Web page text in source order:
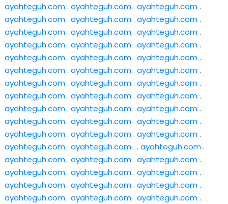
ayahteguh.com. ayahteguh.com. ayahteguh.com.
ayahteguh.com. ayahteguh.com. ayahteguh.com.
ayahteguh.com. ayahteguh.com. ayahteguh.com.
ayahteguh.com. ayahteguh.com. ayahteguh.com.
ayahteguh.com. ayahteguh.com. ayahteguh.com.
ayahteguh.com. ayahteguh.com. ayahteguh.com.
ayahteguh.com. ayahteguh.com. ayahteguh.com.
ayahteguh.com. ayahteguh.com. ayahteguh.com.
ayahteguh.com. ayahteguh.com. ayahteguh.com.
ayahteguh.com. ayahteguh.com. ayahteguh.com.
ayahteguh.com. ayahteguh.com. ayahteguh.com.
ayahteguh.com. ayahteguh.com. . ayahteguh.com.
ayahteguh.com. ayahteguh.com. ayahteguh.com.
ayahteguh.com. ayahteguh.com. ayahteguh.com.
ayahteguh.com. ayahteguh.com. ayahteguh.com.
ayahteguh.com. ayahteguh.com. ayahteguh.com.